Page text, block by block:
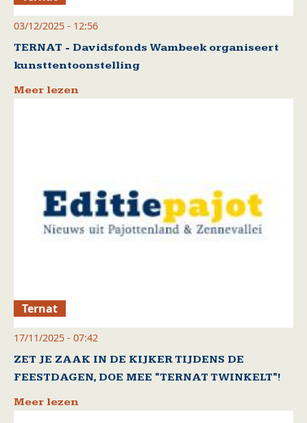
03/12/2025 - 12:56
TERNAT - Davidsfonds Wambeek organiseert
kunsttentoonstelling
Meer lezen
Ternat
17/11/2025 - 07:42
ZET JE ZAAK IN DE KIJKER TIJDENS DE
FEESTDAGEN, DOE MEE "TERNAT TWINKELT"!
Meer lezen